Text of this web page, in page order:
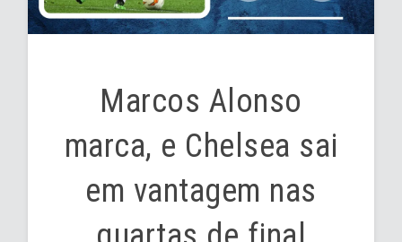
Marcos Alonso
marca, e Chelsea sai
em vantagem nas